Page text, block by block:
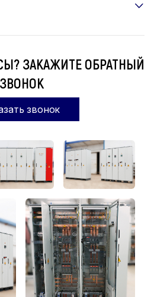
ЗАКАЖИТЕ ОБРАТНЫЙ
ЗВОНОК
звонок